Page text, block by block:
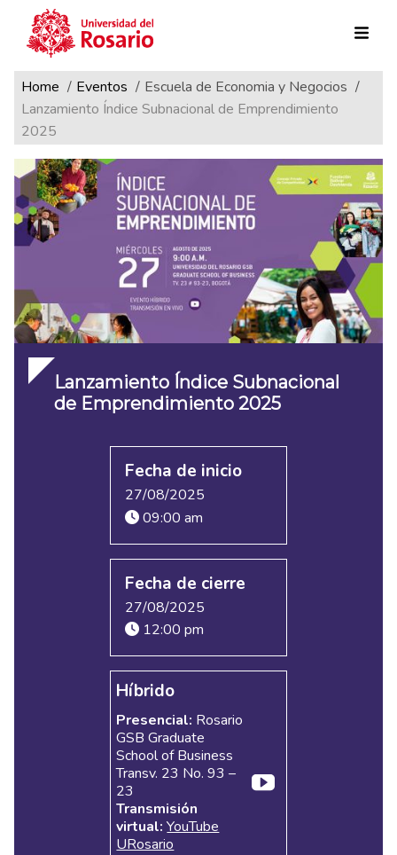
Pasar al contenido principal
Ruta de navegación
Home Eventos
Escuela de Economia y Negocios
Lanzamiento Índice Subnacional de Emprendimiento
2025
Lanzamiento Índice Subnacional
de Emprendimiento 2025
Fecha de inicio
27/08/2025
09:00 am
Fecha de cierre
27/08/2025
12:00 pm
Híbrido
Presencial: Rosario
GSB Graduate
School of Business
Transv. 23 No. 93 –
23
Transmisión
virtual:YouTube
URosario